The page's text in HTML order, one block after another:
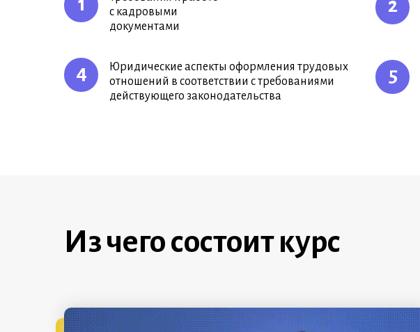
с кадровыми
документами
2
Юридические аспекты оформления трудовых
отношений в соответствии с требованиями
действующего законодательства
4 5
Из чего состоит курс